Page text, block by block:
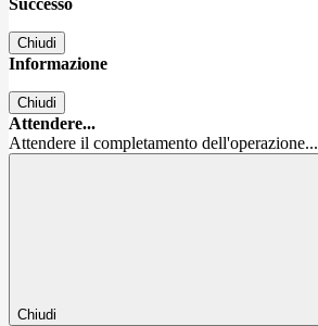
Successo
Chiudi
Informazione
Chiudi
Attendere...
Attendere il completamento dell'operazione...
Chiudi